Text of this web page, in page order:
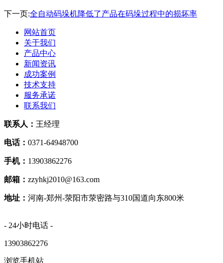
下一页:全自动码垛机降低了产品在码垛过程中的损坏率
网站首页
关于我们
产品中心
新闻资讯
成功案例
技术支持
服务承诺
联系我们
联系人： 王经理
电话： 0371-64948700
手机： 13903862276
邮箱： zzyhkj2010@163.com
地址： 河南-郑州-荥阳市荥密路与310国道向东800米
- 24小时电话 -
13903862276
浏览手机站